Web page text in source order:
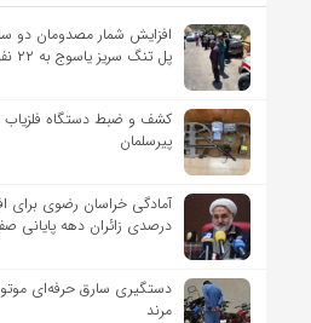
افزایش شمار مصدومان دو
پل تنگ سریز یاسوج به ۲۲ نفر
کشف و ضبط دستگاه فلزیاب
پیرسلمان
درصدی زائران دهه پایانی
دستگیری سارق حرفه‌ای
مرند